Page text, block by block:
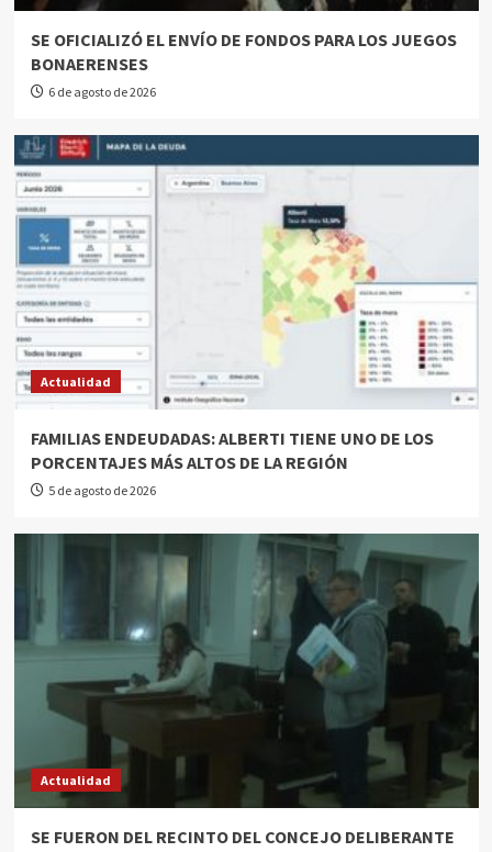
SE OFICIALIZÓ EL ENVÍO DE FONDOS PARA LOS JUEGOS
BONAERENSES
6 de agosto de 2026
Actualidad
FAMILIAS ENDEUDADAS: ALBERTI TIENE UNO DE LOS
PORCENTAJES MÁS ALTOS DE LA REGIÓN
5 de agosto de 2026
Actualidad
SE FUERON DEL RECINTO DEL CONCEJO DELIBERANTE